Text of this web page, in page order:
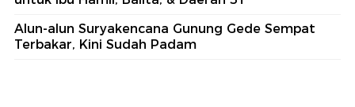
Alun-alun Suryakencana Gunung Gede Sempat
Terbakar, Kini Sudah Padam